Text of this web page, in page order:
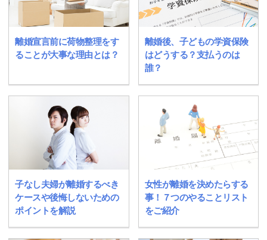
離婚宣言前に荷物整理をす
ることが大事な理由とは？
離婚後、子どもの学資保険
はどうする？支払うのは
誰？
子なし夫婦が離婚するべき
ケースや後悔しないための
ポイントを解説
女性が離婚を決めたらする
事！７つのやることリスト
をご紹介